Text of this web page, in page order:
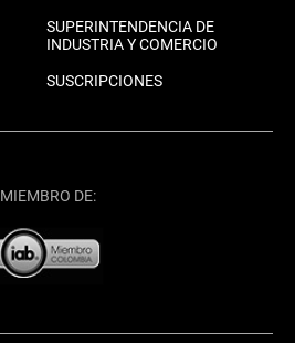
SUPERINTENDENCIA DE
INDUSTRIA Y COMERCIO
SUSCRIPCIONES
MIEMBRO DE: